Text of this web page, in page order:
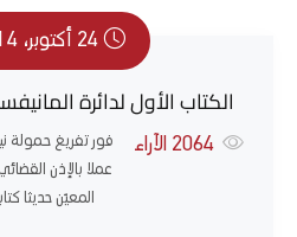
24 أكتوبر، 2014
الكتاب الأول لدائرة
الآراء
عملا بالإذن
المعيّن حديثا